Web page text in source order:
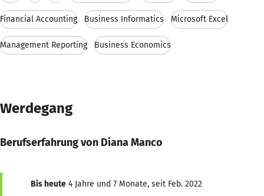
Financial Accounting Business Informatics Microsoft Excel
Management Reporting Business Economics
Werdegang
Berufserfahrung von Diana Manco
Bis heute 4 Jahre und 7 Monate, seit Feb. 2022